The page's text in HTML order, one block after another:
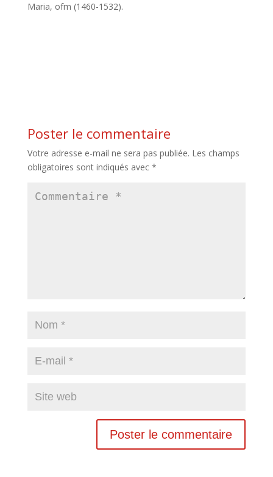
Maria, ofm (1460-1532).
Poster le commentaire
Votre adresse e-mail ne sera pas publiée. Les champs
obligatoires sont indiqués avec *